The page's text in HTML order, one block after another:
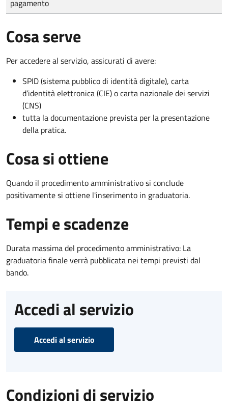
pagamento
Cosa serve
Per accedere al servizio, assicurati di avere:
SPID (sistema pubblico di identità digitale), carta
d’identità elettronica (CIE) o carta nazionale dei servizi
(CNS)
tutta la documentazione prevista per la presentazione
della pratica.
Cosa si ottiene
Quando il procedimento amministrativo si conclude
positivamente si ottiene l'inserimento in graduatoria.
Tempi e scadenze
Durata massima del procedimento amministrativo: La
graduatoria finale verrà pubblicata nei tempi previsti dal
bando.
Accedi al servizio
Accedi al servizio
Condizioni di servizio